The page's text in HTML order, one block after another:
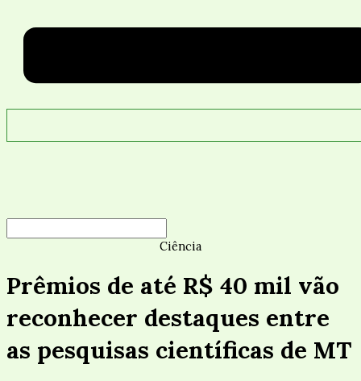
Ciência
Prêmios de até R$ 40 mil vão
reconhecer destaques entre
as pesquisas científicas de MT